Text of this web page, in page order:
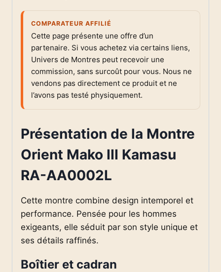
COMPARATEUR AFFILIÉ
Cette page présente une offre d’un
partenaire. Si vous achetez via certains liens,
Univers de Montres peut recevoir une
commission, sans surcoût pour vous. Nous ne
vendons pas directement ce produit et ne
l’avons pas testé physiquement.
Présentation de la Montre
Orient Mako III Kamasu
RA-AA0002L
Cette montre combine design intemporel et
performance. Pensée pour les hommes
exigeants, elle séduit par son style unique et
ses détails raffinés.
Boîtier et cadran